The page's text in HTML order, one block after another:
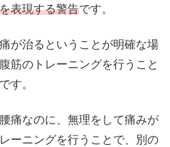
表現する警告です。
が治るということが明確な場
筋のトレーニングを行うこと
です。
痛なのに、無理をして痛みが
ーニングを行うことで、別の